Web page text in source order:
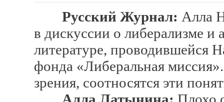
Русский Журнал: Алла
в дискуссии о либерализме и
литературе, проводившейся
фонда «Либеральная
зрения, соотносятся эти